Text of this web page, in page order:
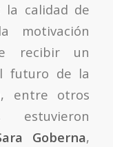
calidad de
motivación
recibir un
futuro de la
entre otros
estuvieron
Goberna,